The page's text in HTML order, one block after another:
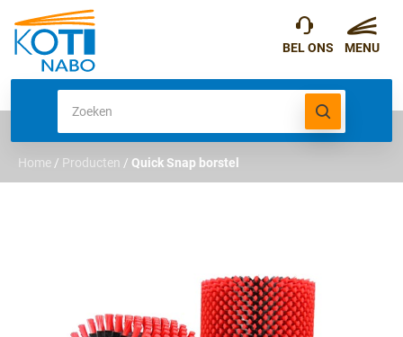
Home / Producten / Quick Snap borstel